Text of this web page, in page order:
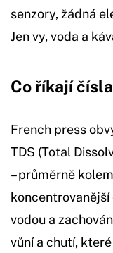
senzory, žádná
Jen vy, voda a
Co říkají čísla
French press
TDS (Total
– průměrně
vodou a
vůní a chutí,